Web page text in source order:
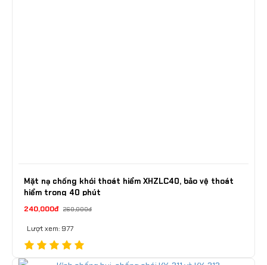
Mặt nạ chống khói thoát hiểm XHZLC40, bảo vệ thoát
hiểm trong 40 phút
240,000đ 260,000đ
Lượt xem: 977